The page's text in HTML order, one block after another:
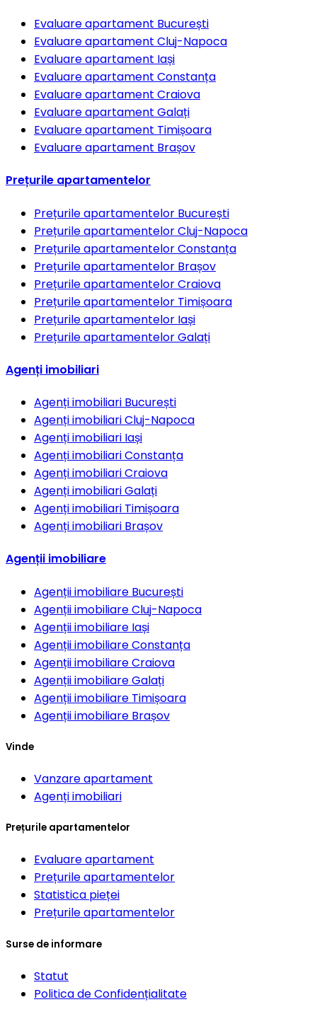
Evaluare apartament București
Evaluare apartament Cluj-Napoca
Evaluare apartament Iași
Evaluare apartament Constanța
Evaluare apartament Craiova
Evaluare apartament Galați
Evaluare apartament Timișoara
Evaluare apartament Brașov
Prețurile apartamentelor
Prețurile apartamentelor București
Prețurile apartamentelorCluj-Napoca
Prețurile apartamentelorConstanța
Prețurile apartamentelor Brașov
Prețurile apartamentelorCraiova
Prețurile apartamentelor Timișoara
Prețurile apartamentelor Iași
Prețurile apartamentelorGalați
Agenți imobiliari
Agenți imobiliari București
Agenți imobiliariCluj-Napoca
Agenți imobiliari Iași
Agenți imobiliariConstanța
Agenți imobiliariCraiova
Agenți imobiliariGalați
Agenți imobiliari Timișoara
Agenți imobiliari Brașov
Agenții imobiliare
Agenții imobiliare București
Agenții imobiliareCluj-Napoca
Agenții imobiliare Iași
Agenții imobiliareConstanța
Agenții imobiliareCraiova
Agenții imobiliareGalați
Agenții imobiliare Timișoara
Agenții imobiliare Brașov
Vinde
Vanzare apartament
Agenți imobiliari
Prețurile apartamentelor
Evaluare apartament
Prețurile apartamentelor
Statistica pieței
Prețurile apartamentelor
Surse de informare
Statut
Politica de Confidențialitate